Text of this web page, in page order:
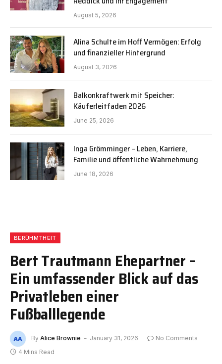
August 5, 2026
Alina Schulte im Hoff Vermögen: Erfolg
und finanzieller Hintergrund
August 3, 2026
Balkonkraftwerk mit Speicher:
Käuferleitfaden 2026
June 25, 2026
Inga Grömminger – Leben, Karriere,
Familie und öffentliche Wahrnehmung
June 18, 2026
BERÜHMTHEIT
Bert Trautmann Ehepartner –
Ein umfassender Blick auf das
Privatleben einer
Fußballlegende
By Alice Brownie January 31, 2026
No Comments
4 Mins Read